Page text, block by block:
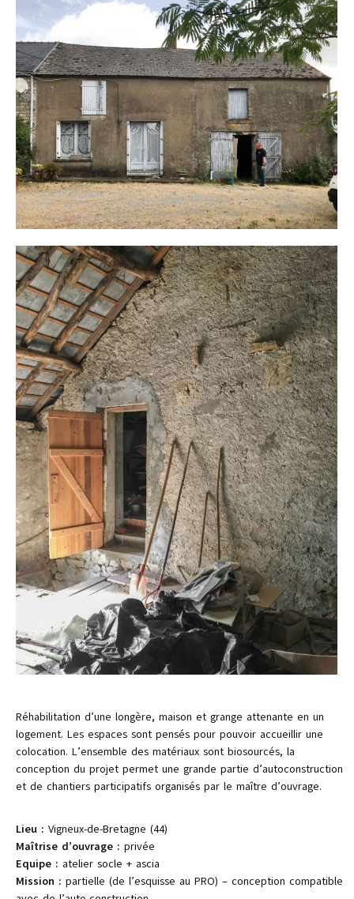
Réhabilitation d’une longère, maison et grange attenante en un
logement. Les espaces sont pensés pour pouvoir accueillir une
colocation. L’ensemble des matériaux sont biosourcés, la
conception du projet permet une grande partie d’autoconstruction
et de chantiers participatifs organisés par le maître d’ouvrage.
Lieu : Vigneux-de-Bretagne (44)
Maîtrise d’ouvrage : privée
Equipe : atelier socle + ascia
Mission : partielle (de l’esquisse au PRO) – conception compatible